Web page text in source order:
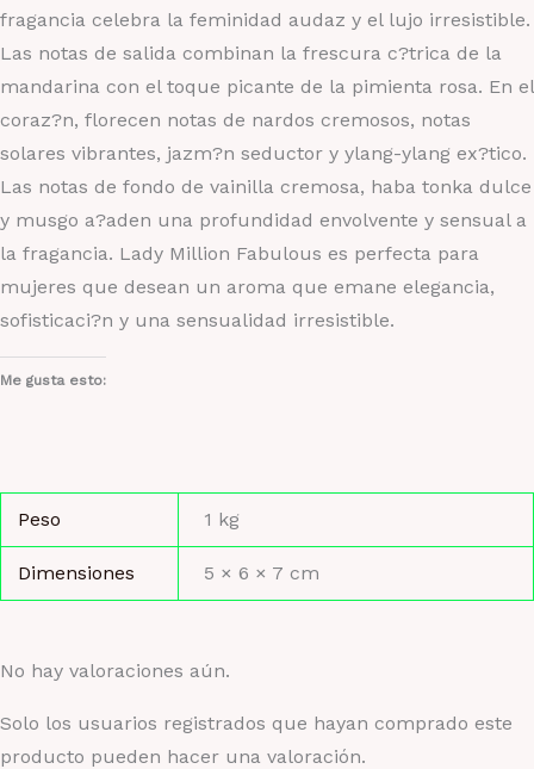
fragancia celebra la feminidad audaz y el lujo irresistible.
Las notas de salida combinan la frescura c?trica de la
mandarina con el toque picante de la pimienta rosa. En el
coraz?n, florecen notas de nardos cremosos, notas
solares vibrantes, jazm?n seductor y ylang-ylang ex?tico.
Las notas de fondo de vainilla cremosa, haba tonka dulce
y musgo a?aden una profundidad envolvente y sensual a
la fragancia. Lady Million Fabulous es perfecta para
mujeres que desean un aroma que emane elegancia,
sofisticaci?n y una sensualidad irresistible.
Me gusta esto:
Peso 1 kg
Dimensiones 5 × 6 × 7 cm
No hay valoraciones aún.
Solo los usuarios registrados que hayan comprado este
producto pueden hacer una valoración.